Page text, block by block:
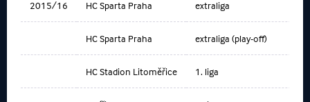
2015/16 HC Sparta Praha extraliga
HC Sparta Praha extraliga (play-off)
HC Stadion Litoměřice 1. liga